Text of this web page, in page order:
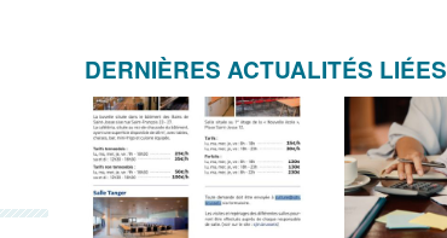
DERNIÈRES ACTUALITÉS LIÉES